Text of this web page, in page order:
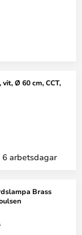
Ø 60 cm, CCT,
6 arbetsdagar
Brass